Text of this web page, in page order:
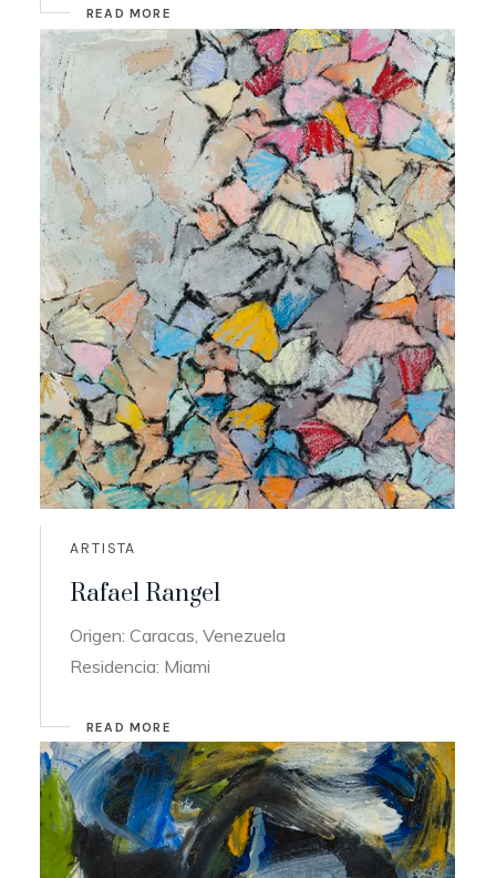
READ MORE
ARTISTA
Rafael Rangel
Origen: Caracas, Venezuela
Residencia: Miami
READ MORE